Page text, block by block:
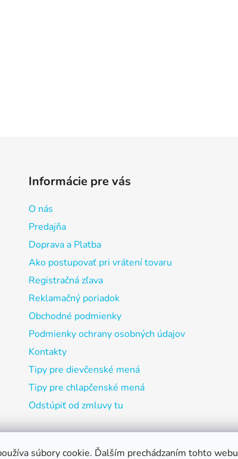
súbory cookie. Ďalším prechádzaním tohto webu
Informácie pre vás
O nás
Predajňa
Doprava a Platba
Ako postupovať pri vrátení tovaru
Registračná zľava
Reklamačný poriadok
Obchodné podmienky
Podmienky ochrany osobných údajov
Kontakty
Tipy pre dievčenské mená
Tipy pre chlapčenské mená
Odstúpiť od zmluvy tu